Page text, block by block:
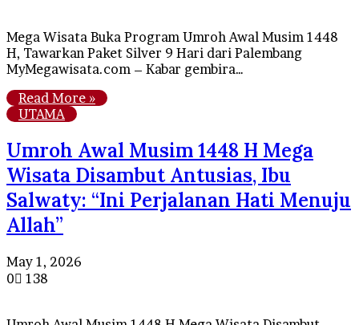
Mega Wisata Buka Program Umroh Awal Musim 1448
H, Tawarkan Paket Silver 9 Hari dari Palembang
MyMegawisata.com – Kabar gembira…
Read More »
UTAMA
Umroh Awal Musim 1448 H Mega
Wisata Disambut Antusias, Ibu
Salwaty: “Ini Perjalanan Hati Menuju
Allah”
May 1, 2026
0
138